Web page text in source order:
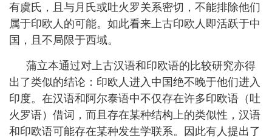
有虞氏，且与月氏或吐火罗关系密切，不能排除他们
属于印欧人的可能。如此看来上古印欧人即活跃于中
国，且不局限于西域。
蒲立本通过对上古汉语和印欧语的比较研究亦得
出了类似的结论：印欧人进入中国绝不晚于他们进入
印度。在汉语和阿尔泰语中不仅存在许多印欧语（吐
火罗语）借词，而且存在某种结构上的类似性，汉语
和印欧语可能存在某种发生学联系。因此有人提出了